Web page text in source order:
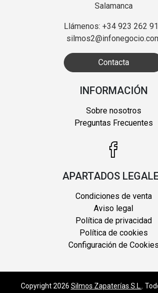
Salamanca
Llámenos: +34 923 262
Contacta
INFORMACIÓN
Sobre nosotros
Preguntas Frecuentes
APARTADOS
Condiciones de venta
Aviso legal
Política de privacidad
Política de cookies
Configuración de Cookies
Copyright 2026 Silmos Zapaterías S.L.
.